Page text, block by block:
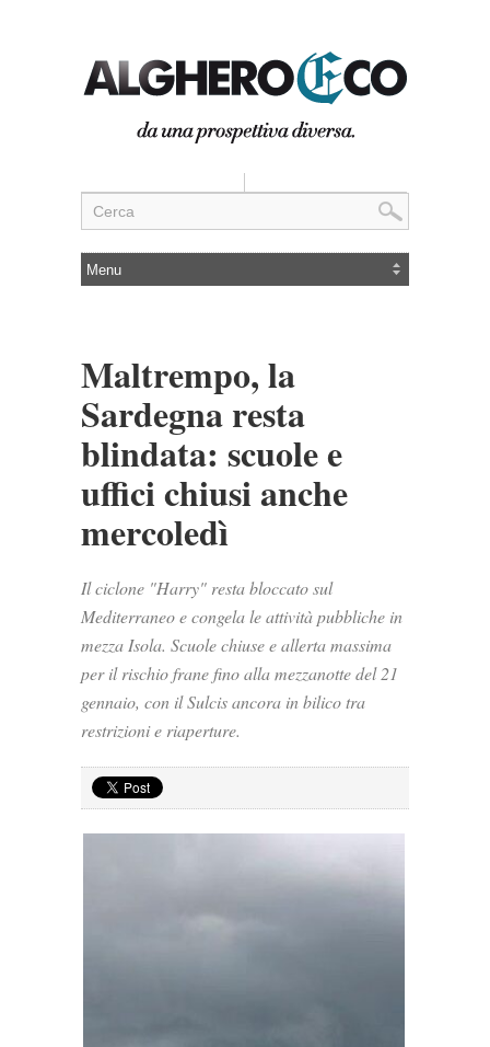
Maltrempo, la
Sardegna resta
blindata: scuole e
uffici chiusi anche
mercoledì
Il ciclone "Harry" resta bloccato sul
Mediterraneo e congela le attività pubbliche in
mezza Isola. Scuole chiuse e allerta massima
per il rischio frane fino alla mezzanotte del 21
gennaio, con il Sulcis ancora in bilico tra
restrizioni e riaperture.